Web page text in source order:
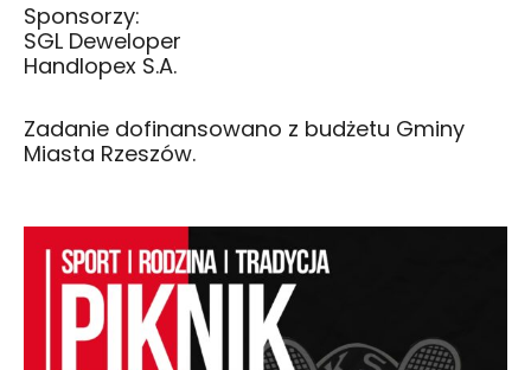
Sponsorzy:
SGL Deweloper
Handlopex S.A.
Zadanie dofinansowano z budżetu Gminy
Miasta Rzeszów.